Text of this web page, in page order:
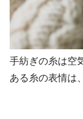
手紡ぎの糸は空
ある糸の表情は